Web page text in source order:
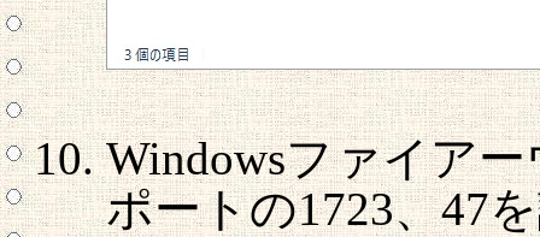
Windowsファイア
ポートの1723、47